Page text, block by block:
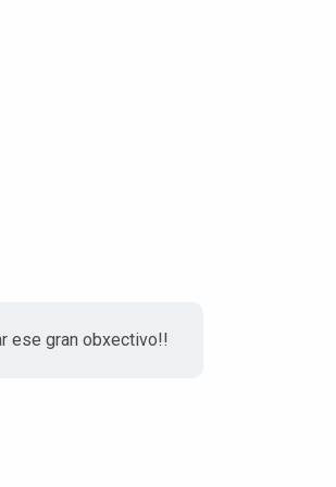
ese gran obxectivo!!